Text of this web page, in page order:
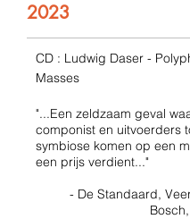
2023
CD : Ludwig Daser -
Masses
"...Een zeldzaam geval
componist en uitvoerders
symbiose komen op een
een prijs verdient..."
- De Standaard,